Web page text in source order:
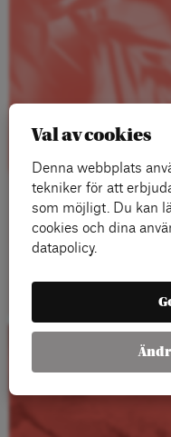
Val av cookies
Denna webbplats
tekniker för att
som möjligt. Du kan
cookies och dina
datapolicy.